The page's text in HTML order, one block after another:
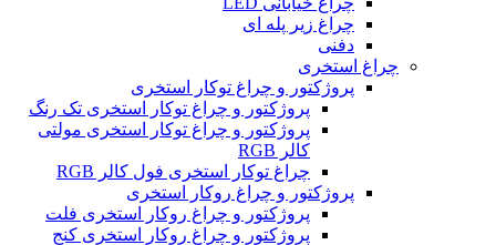
چراغ زیر پله ای
دفنی
چراغ استخری
پروژکتور و چراغ توکار استخری
پروژکتور و چراغ توکار استخری تک رنگ
پروژکتور و چراغ توکار استخری مولتی
کالر RGB
چراغ توکار استخری فول کالر RGB
پروژکتور و چراغ روکار استخری
پروژکتور و چراغ روکار استخری فلت
پروژکتور و چراغ روکار استخری کنج